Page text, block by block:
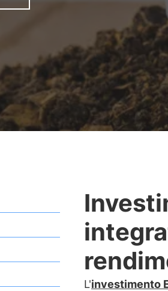
L'investimento